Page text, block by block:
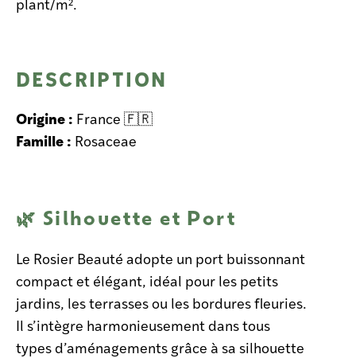
DESCRIPTION
Origine : France 🇫🇷
Famille : Rosaceae
🌿 Silhouette et Port
Le Rosier Beauté adopte un port buissonnant
compact et élégant, idéal pour les petits
jardins, les terrasses ou les bordures fleuries.
Il s’intègre harmonieusement dans tous
types d’aménagements grâce à sa silhouette